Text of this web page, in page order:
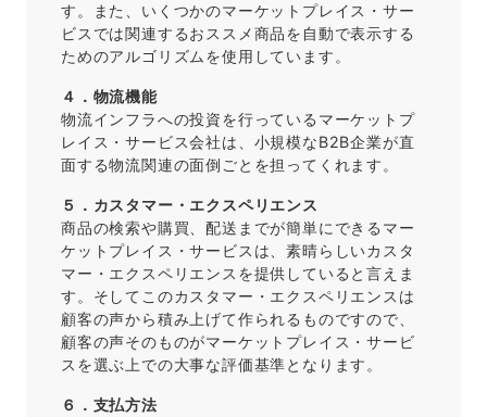
す。また、いくつかのマーケットプレイス・サー
ビスでは関連するおススメ商品を自動で表示する
ためのアルゴリズムを使用しています。
４．物流機能
物流インフラへの投資を行っているマーケットプ
レイス・サービス会社は、小規模なB2B企業が直
面する物流関連の面倒ごとを担ってくれます。
５．カスタマー・エクスペリエンス
商品の検索や購買、配送までが簡単にできるマー
ケットプレイス・サービスは、素晴らしいカスタ
マー・エクスペリエンスを提供していると言えま
す。そしてこのカスタマー・エクスペリエンスは
顧客の声から積み上げて作られるものですので、
顧客の声そのものがマーケットプレイス・サービ
スを選ぶ上での大事な評価基準となります。
６．支払方法